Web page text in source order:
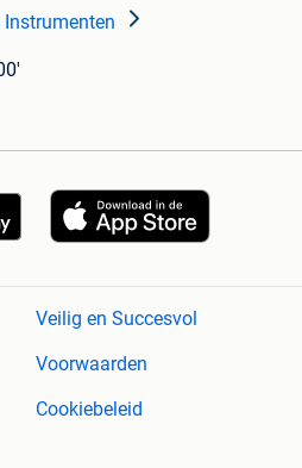
Veilig en Succesvol
Voorwaarden
Cookiebeleid